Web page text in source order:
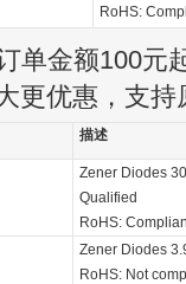
RoHS:
单金额100元
更优惠，支持
描述
Zener Diodes
Qualified
RoHS:
Zener Diodes
RoHS: Not